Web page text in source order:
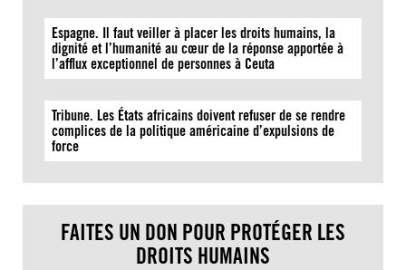
Espagne. Il faut veiller à placer les droits humains, la
dignité et l’humanité au cœur de la réponse apportée à
l’afflux exceptionnel de personnes à Ceuta
Tribune. Les États africains doivent refuser de se rendre
complices de la politique américaine d’expulsions de
force
FAITES UN DON POUR PROTÉGER LES
DROITS HUMAINS